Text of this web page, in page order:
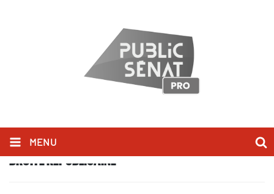
MENU
DROITE RÉPUBLICAINE